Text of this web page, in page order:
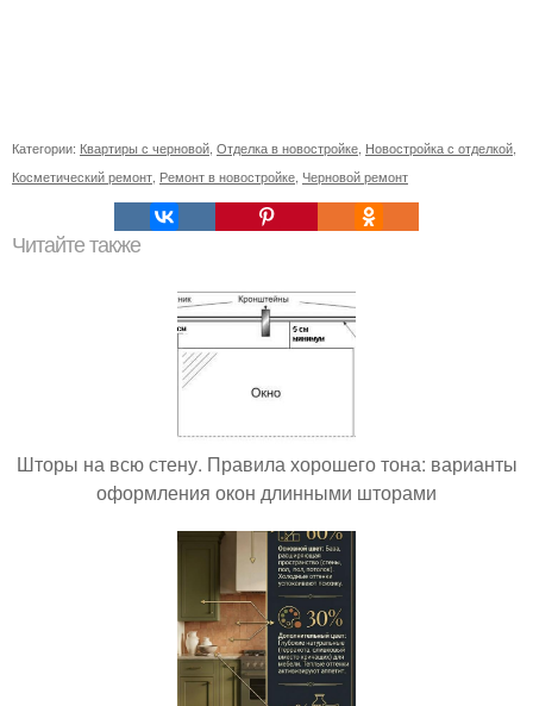
Категории: Квартиры с черновой Отделка в новостройке Новостройка с отделкой
Косметический ремонт Ремонт в новостройке Черновой ремонт
Читайте также
Шторы на всю стену. Правила хорошего тона: варианты
оформления окон длинными шторами